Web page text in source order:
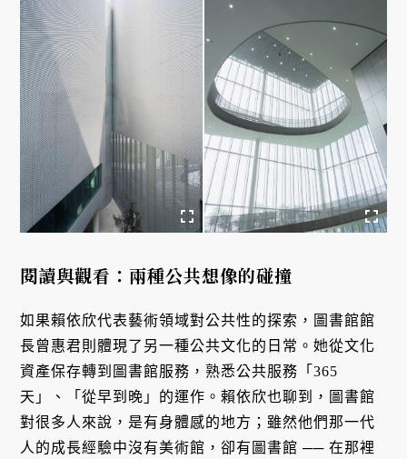
閱讀與觀看：兩種公共想像的碰撞
如果賴依欣代表藝術領域對公共性的探索，圖書館館
長曾惠君則體現了另一種公共文化的日常。她從文化
資產保存轉到圖書館服務，熟悉公共服務「365
天」、「從早到晚」的運作。賴依欣也聊到，圖書館
對很多人來說，是有身體感的地方；雖然他們那一代
人的成長經驗中沒有美術館，卻有圖書館 ── 在那裡